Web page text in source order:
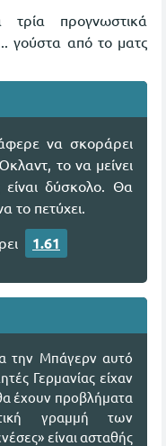
προγνωστικά
γούστα από το ματς
να σκοράρει
το να μείνει
δύσκολο. Θα
το πετύχει.
1.61
την Μπάγερν αυτό
Γερμανίας είχαν
έχουν προβλήματα
γραμμή των
είναι ασταθής